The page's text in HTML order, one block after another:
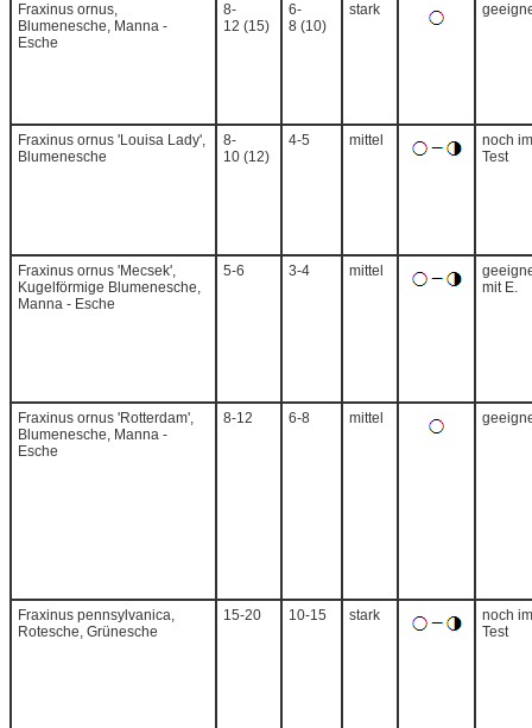
Fraxinus ornus,
Blumenesche, Manna -
Esche
8-
12 (15)
6-
8 (10)
stark
Fraxinus ornus 'Louisa Lady',
Blumenesche
8-
10 (12)
4-5 mittel
noch im
Test
Fraxinus ornus 'Mecsek',
Kugelförmige Blumenesche,
Manna - Esche
5-6 3-4 mittel
mit E.
Fraxinus ornus 'Rotterdam',
Blumenesche, Manna -
Esche
8-12 6-8 mittel
Fraxinus pennsylvanica,
Rotesche, Grünesche
15-20 10-15 stark
noch im
Test